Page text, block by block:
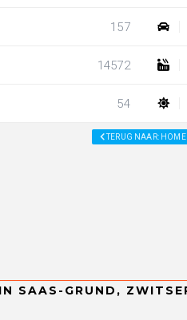
157
14572
54
TERUG NAAR: HOME